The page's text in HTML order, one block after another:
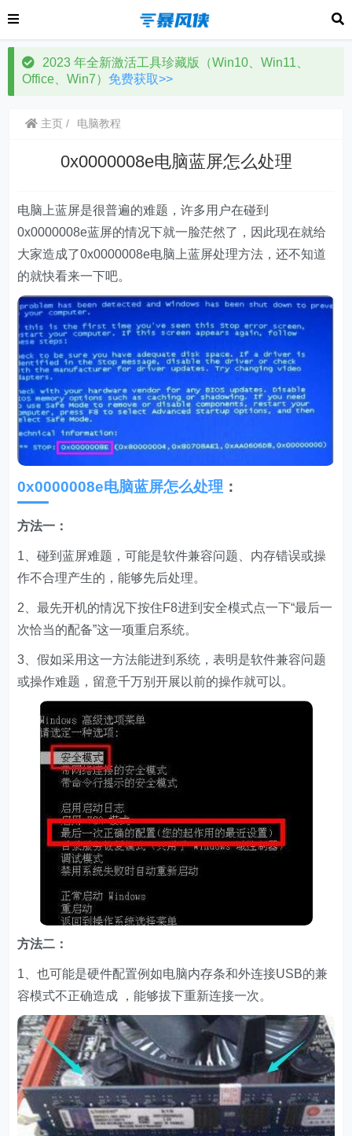
2023 年全新激活工具珍藏版（Win10、Win11、
Office、Win7） 免费获取>>
主页 电脑教程
0x0000008e电脑蓝屏怎么处理
电脑上蓝屏是很普遍的难题，许多用户在碰到
0x0000008e蓝屏的情况下就一脸茫然了，因此现在就给
大家造成了0x0000008e电脑上蓝屏处理方法，还不知道
的就快看来一下吧。
0x0000008e电脑蓝屏怎么处理 ：
方法一：
1、碰到蓝屏难题，可能是软件兼容问题、内存错误或操
作不合理产生的，能够先后处理。
2、最先开机的情况下按住F8进到安全模式点一下“最后一
次恰当的配备”这一项重启系统。
3、假如采用这一方法能进到系统，表明是软件兼容问题
或操作难题，留意千万别开展以前的操作就可以。
方法二：
1、也可能是硬件配置例如电脑内存条和外连接USB的兼
容模式不正确造成 ，能够拔下重新连接一次。